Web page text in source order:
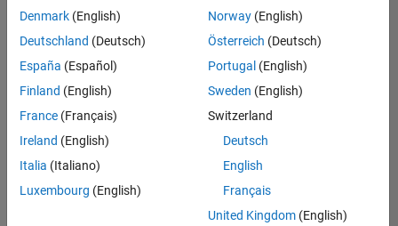
se
correspondan
con
sus
criterios
de
búsqueda.
Pruebe
ampliar
su
Denmark (English)
Deutschland (Deutsch)
España (Español)
Finland (English)
France (Français)
Ireland (English)
Italia (Italiano)
Luxembourg (English)
Norway(English)
Österreich (Deutsch)
Portugal (English)
Sweden (English)
Switzerland
Deutsch
English
Français
United Kingdom(English)